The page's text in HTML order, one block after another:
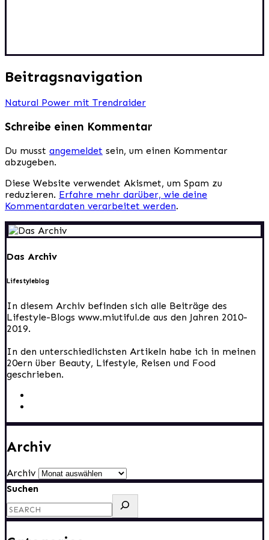
Beitragsnavigation
Natural Power mit Trendraider
Schreibe einen Kommentar
Du musst angemeldet sein, um einen Kommentar
abzugeben.
Diese Website verwendet Akismet, um Spam zu
reduzieren. Erfahre mehr darüber, wie deine
Kommentardaten verarbeitet werden.
Das Archiv
Lifestyleblog
In diesem Archiv befinden sich alle Beiträge des
Lifestyle-Blogs www.miutiful.de aus den Jahren 2010-
2019.
In den unterschiedlichsten Artikeln habe ich in meinen
20ern über Beauty, Lifestyle, Reisen und Food
geschrieben.
Archiv
Archiv
Suchen